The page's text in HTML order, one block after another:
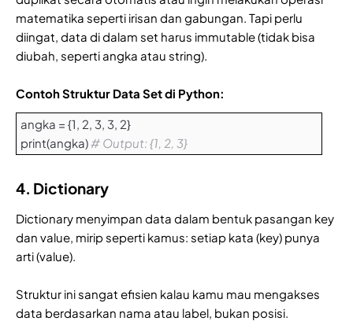
matematika seperti irisan dan gabungan. Tapi perlu
diingat, data di dalam set harus immutable (tidak bisa
diubah, seperti angka atau string).
Contoh Struktur Data Set di Python:
angka = {1, 2, 3, 3, 2}
print(angka)# Output: {1, 2, 3}
4. Dictionary
Dictionary menyimpan data dalam bentuk pasangan key
dan value, mirip seperti kamus: setiap kata (key) punya
arti (value).
Struktur ini sangat efisien kalau kamu mau mengakses
data berdasarkan nama atau label, bukan posisi.